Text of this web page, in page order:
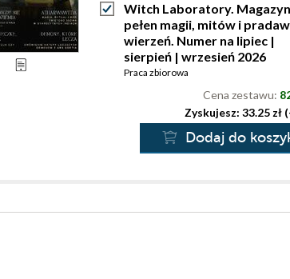
Witch Laboratory. Magazyn
pełen magii, mitów i
wierzeń. Numer na lipiec |
sierpień | wrzesień 2026
Praca zbiorowa
Cena zestawu:
Zyskujesz: 33.25 zł
Dodaj do